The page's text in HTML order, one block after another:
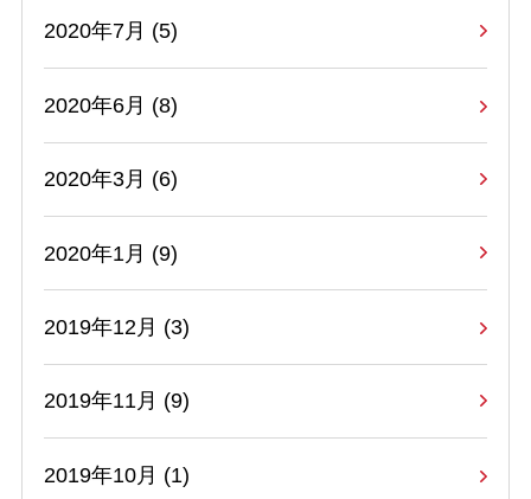
2020年7月 (5)
2020年6月 (8)
2020年3月 (6)
2020年1月 (9)
2019年12月 (3)
2019年11月 (9)
2019年10月 (1)